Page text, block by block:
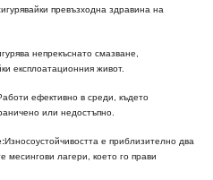
превъзходна здравина на
непрекъснато смазване,
експлоатационния живот.
ефективно в среди, където
или недостъпно.
Износоустойчивостта е приблизително два
месингови лагери, което го прави